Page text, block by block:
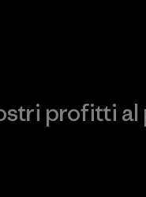
profitti al